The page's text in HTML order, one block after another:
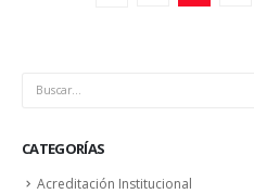
CATEGORÍAS
Acreditación Institucional